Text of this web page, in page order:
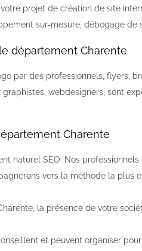
projet de création de site
sur-mesure, débogage de
département Charente
par des professionnels, flyers,
webdesigners, sont
Charente
naturel SEO. Nos
vers la méthode la plus
la présence de votre
et peuvent organiser